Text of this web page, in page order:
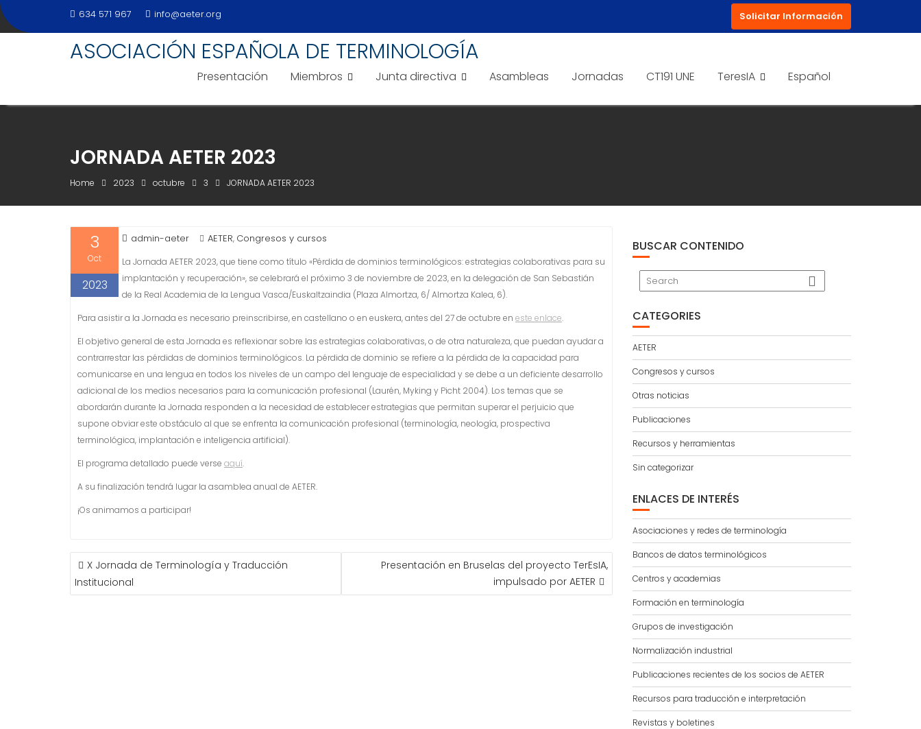
Skip
to
634 571 967 info@aeter.org Solicitar Información
ASOCIACIÓN ESPAÑOLA DE TERMINOLOGÍA
Presentación Miembros Junta directiva Asambleas Jornadas CT191 UNE TeresIA Español
JORNADA AETER 2023
Home 2023 octubre 3 JORNADA AETER 2023
3
Oct
2023
admin-aeter AETER, Congresos y cursos
La Jornada AETER 2023, que tiene como título «Pérdida de dominios terminológicos: estrategias colaborativas para su
implantación y recuperación», se celebrará el próximo 3 de noviembre de 2023, en la delegación de San Sebastián
de la Real Academia de la Lengua Vasca/Euskaltzaindia (Plaza Almortza, 6/ Almortza Kalea, 6).
Para asistir a la Jornada es necesario preinscribirse, en castellano o en euskera, antes del 27 de octubre en este enlace.
El objetivo general de esta Jornada es reflexionar sobre las estrategias colaborativas, o de otra naturaleza, que puedan ayudar a
contrarrestar las pérdidas de dominios terminológicos. La pérdida de dominio se refiere a la pérdida de la capacidad para
comunicarse en una lengua en todos los niveles de un campo del lenguaje de especialidad y se debe a un deficiente desarrollo
adicional de los medios necesarios para la comunicación profesional (Laurén, Myking y Picht 2004). Los temas que se
abordarán durante la Jornada responden a la necesidad de establecer estrategias que permitan superar el perjuicio que
supone obviar este obstáculo al que se enfrenta la comunicación profesional (terminología, neología, prospectiva
terminológica, implantación e inteligencia artificial).
El programa detallado puede verse aquí.
A su finalización tendrá lugar la asamblea anual de AETER.
¡Os animamos a participar!
NAVEGACIÓN
DE
ENTRADAS
X Jornada de Terminología y Traducción
Institucional
Presentación en Bruselas del proyecto TerEsIA,
impulsado por AETER
BUSCAR CONTENIDO
CATEGORIES
AETER
Congresos y cursos
Otras noticias
Publicaciones
Recursos y herramientas
Sin categorizar
ENLACES DE INTERÉS
Asociaciones y redes de terminología
Bancos de datos terminológicos
Centros y academias
Formación en terminología
Grupos de investigación
Normalización industrial
Publicaciones recientes de los socios de AETER
Recursos para traducción e interpretación
Revistas y boletines